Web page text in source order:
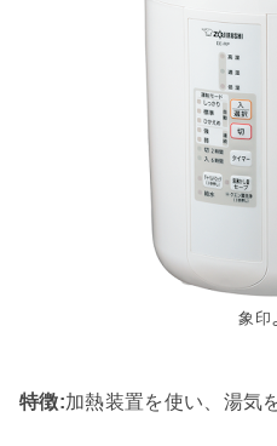
象印
特徴:加熱装置を使い、湯気